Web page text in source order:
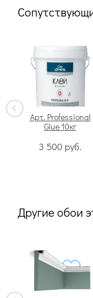
Арт. Professional
Glue 10кг
3 500 руб.
Другие обои